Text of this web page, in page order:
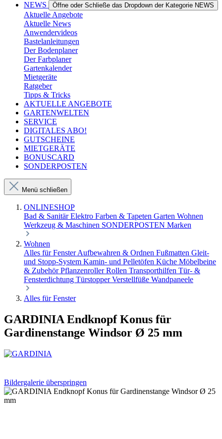
NEWS
Öffne oder Schließe das Dropdown der Kategorie NEWS
Aktuelle Angebote
Aktuelle News
Anwendervideos
Bastelanleitungen
Der Bodenplaner
Der Farbplaner
Gartenkalender
Mietgeräte
Ratgeber
Tipps & Tricks
AKTUELLE ANGEBOTE
GARTENWELTEN
SERVICE
DIGITALES ABO!
GUTSCHEINE
MIETGERÄTE
BONUSCARD
SONDERPOSTEN
Menü schließen
ONLINESHOP
Bad & SanitärElektro Farben & Tapeten Garten Wohnen
Werkzeug & Maschinen SONDERPOSTEN Marken
Wohnen
Alles für FensterAufbewahren & Ordnen Fußmatten Gleit-
und Stopp-System Kamin- und Pelletöfen Küche Möbelbeine
& ZubehörPflanzenrollerRollen Transporthilfen Tür- &
Fensterdichtung TürstopperVerstellfüße Wandpaneele
Alles für Fenster
GARDINIA Endknopf Konus für
Gardinenstange Windsor Ø 25 mm
Bildergalerie überspringen